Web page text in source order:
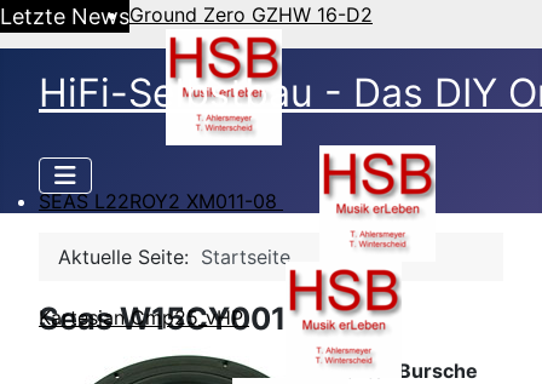
Letzte NewsGround Zero GZHW 16-D2
SEAS L22ROY2 XM011-08
Kartesian Cmp25_vHP
HiFi-Selbstbau - Das DIY
Aktuelle Seite: Startseite
Seas W15CY001
Harter Bursche